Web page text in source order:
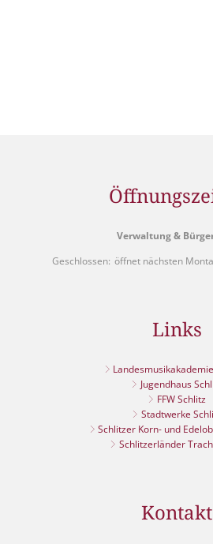
Verwaltung &
Klicken, um weitere Öffnungs- oder
Geschlossen: öffnet nächsten
Links
Jugendhaus
FFW Schlitz
Stadtwerke
Schlitzer Korn- und
Schlitzerländer
Kontakt